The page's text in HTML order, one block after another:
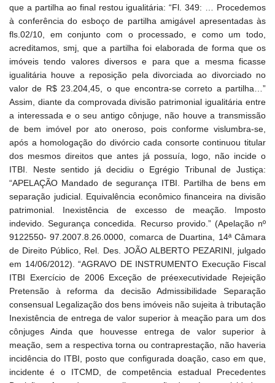
que a partilha ao final restou igualitária: “Fl. 349: … Procedemos
à conferência do esboço de partilha amigável apresentadas às
fls.02/10, em conjunto com o processado, e como um todo,
acreditamos, smj, que a partilha foi elaborada de forma que os
imóveis tendo valores diversos e para que a mesma ficasse
igualitária houve a reposição pela divorciada ao divorciado no
valor de R$ 23.204,45, o que encontra-se correto a partilha…”
Assim, diante da comprovada divisão patrimonial igualitária entre
a interessada e o seu antigo cônjuge, não houve a transmissão
de bem imóvel por ato oneroso, pois conforme vislumbra-se,
após a homologação do divórcio cada consorte continuou titular
dos mesmos direitos que antes já possuía, logo, não incide o
ITBI. Neste sentido já decidiu o Egrégio Tribunal de Justiça:
“APELAÇÃO Mandado de segurança ITBI. Partilha de bens em
separação judicial. Equivalência econômico financeira na divisão
patrimonial. Inexistência de excesso de meação. Imposto
indevido. Segurança concedida. Recurso provido.” (Apelação nº
9122550- 97.2007.8.26.0000, comarca de Duartina, 14ª Câmara
de Direito Público, Rel. Des. JOÃO ALBERTO PEZARINI, julgado
em 14/06/2012). “AGRAVO DE INSTRUMENTO Execução Fiscal
ITBI Exercício de 2006 Exceção de préexecutividade Rejeição
Pretensão à reforma da decisão Admissibilidade Separação
consensual Legalização dos bens imóveis não sujeita à tributação
Inexistência de entrega de valor superior à meação para um dos
cônjuges Ainda que houvesse entrega de valor superior à
meação, sem a respectiva torna ou contraprestação, não haveria
incidência do ITBI, posto que configurada doação, caso em que,
incidente é o ITCMD, de competência estadual Precedentes